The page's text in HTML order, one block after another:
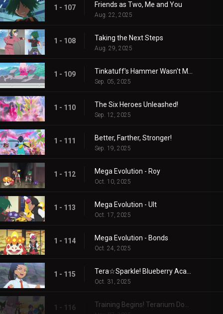
1 - 107 Friends as Two, Me and You
Aug. 22, 2025
1 - 108 Taking the Next Steps
Aug. 29, 2025
1 - 109
Sep. 05, 2025
1 - 110 The Six Heroes Unleashed!
Sep. 12, 2025
1 - 111 Better, Farther, Stronger!
Sep. 19, 2025
1 - 112 Mega Evolution - Roy
Oct. 10, 2025
1 - 113 Mega Evolution - Ult
Oct. 17, 2025
1 - 114 Mega Evolution - Bonds
Oct. 24, 2025
1 - 115
Oct. 31, 2025
1 - 116